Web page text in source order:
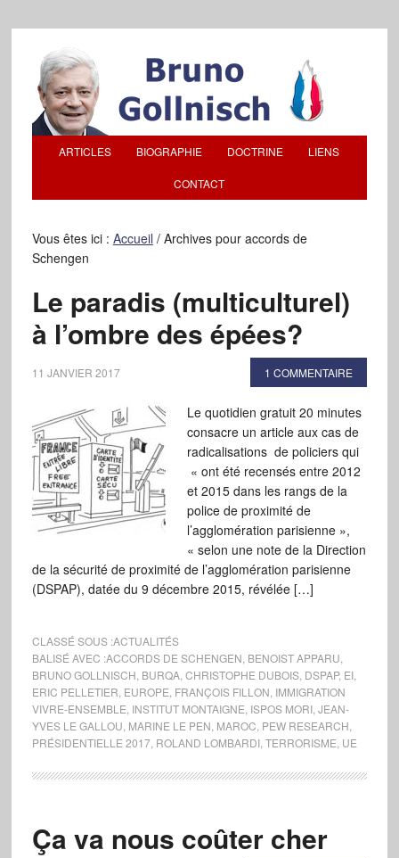
ARTICLES BIOGRAPHIE DOCTRINE LIENS
CONTACT
Vous êtes ici : Accueil /Archives pour accords de
Schengen
Le paradis (multiculturel)
à l’ombre des épées?
11 JANVIER 2017 1 COMMENTAIRE
Le quotidien gratuit 20 minutes
consacre un article aux cas de
radicalisations de policiers qui
« ont été recensés entre 2012
et 2015 dans les rangs de la
police de proximité de
l’agglomération parisienne »,
« selon une note de la Direction
de la sécurité de proximité de l’agglomération parisienne
(DSPAP), datée du 9 décembre 2015, révélée […]
CLASSÉ SOUS :ACTUALITÉS
BALISÉ AVEC :ACCORDS DE SCHENGEN BENOIST APPARU
BRUNO GOLLNISCH BURQA, CHRISTOPHE DUBOIS, DSPAP, EI,
ERIC PELLETIER EUROPE FRANÇOIS FILLON IMMIGRATION
VIVRE-ENSEMBLE INSTITUT MONTAIGNE ISPOS MORI, JEAN-
YVES LE GALLOU MARINE LE PEN MAROC PEW RESEARCH
PRÉSIDENTIELLE 2017, ROLAND LOMBARDI, TERRORISME UE
Ça va nous coûter cher